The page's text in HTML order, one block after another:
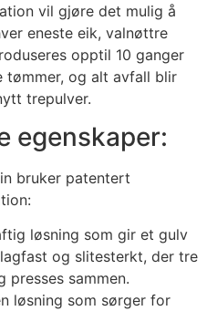
vil gjøre det mulig å
eneste eik, valnøttre
opptil 10 ganger
tømmer, og alt avfall blir
trepulver.
egenskaper:
bruker patentert
løsning som gir et gulv
og slitesterkt, der tre
presses sammen.
løsning som sørger for